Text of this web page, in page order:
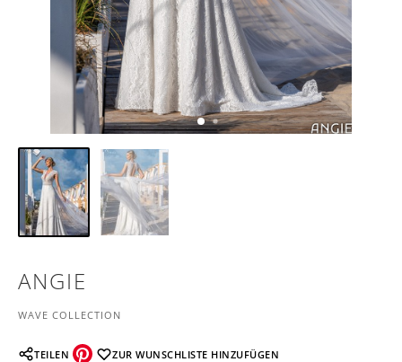
ANGIE
WAVE COLLECTION
TEILEN ZUR WUNSCHLISTE HINZUFÜGEN